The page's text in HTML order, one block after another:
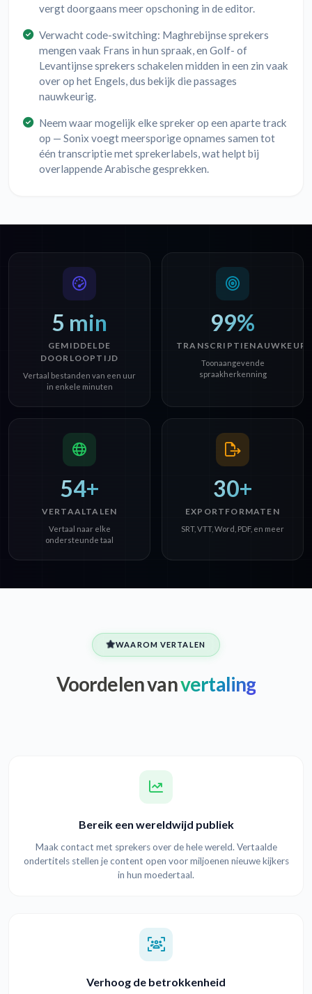
vergt doorgaans meer opschoning in de editor.
Verwacht code-switching: Maghrebijnse sprekers
mengen vaak Frans in hun spraak, en Golf- of
Levantijnse sprekers schakelen midden in een zin vaak
over op het Engels, dus bekijk die passages
nauwkeurig.
Neem waar mogelijk elke spreker op een aparte track
op — Sonix voegt meersporige opnames samen tot
één transcriptie met sprekerlabels, wat helpt bij
overlappende Arabische gesprekken.
5 min
GEMIDDELDE
DOORLOOPTIJD
Vertaal bestanden van een uur
in enkele minuten
99%
Toonaangevende
spraakherkenning
54+
VERTAALTALEN
Vertaal naar elke
ondersteunde taal
30+
EXPORTFORMATEN
SRT, VTT, Word, PDF, en meer
WAAROM VERTALEN
Voordelen vanvertaling
Bereik een wereldwijd publiek
Maak contact met sprekers over de hele wereld. Vertaalde
ondertitels stellen je content open voor miljoenen nieuwe kijkers
in hun moedertaal.
Verhoog de betrokkenheid